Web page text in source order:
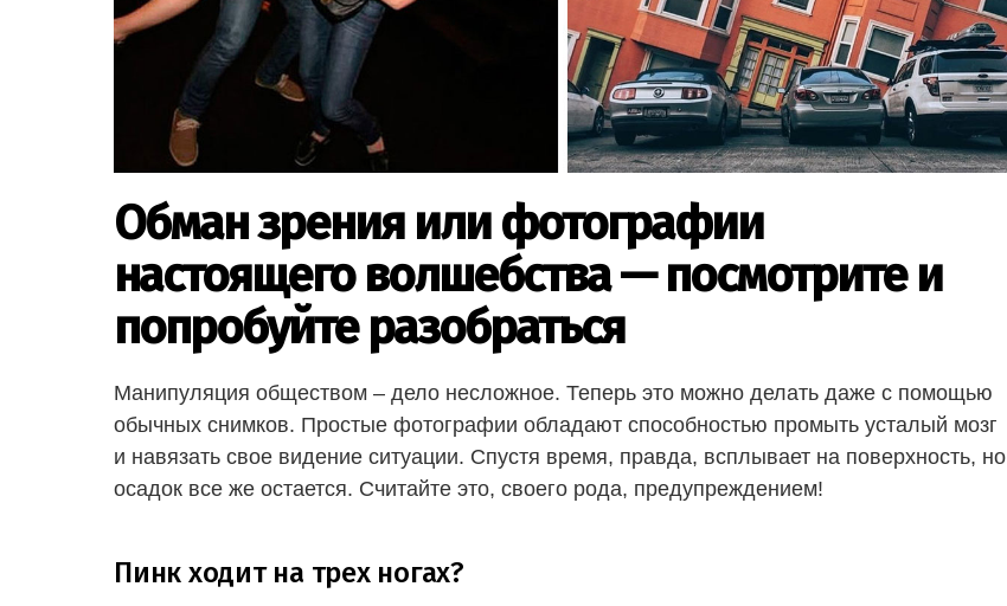
Обман зрения или фотографии
настоящего волшебства — посмотрите и
попробуйте разобраться
Манипуляция обществом – дело несложное. Теперь это можно делать даже с помощью
обычных снимков. Простые фотографии обладают способностью промыть усталый мозг
и навязать свое видение ситуации. Спустя время, правда, всплывает на поверхность, но
осадок все же остается. Считайте это, своего рода, предупреждением!
Пинк ходит на трех ногах?